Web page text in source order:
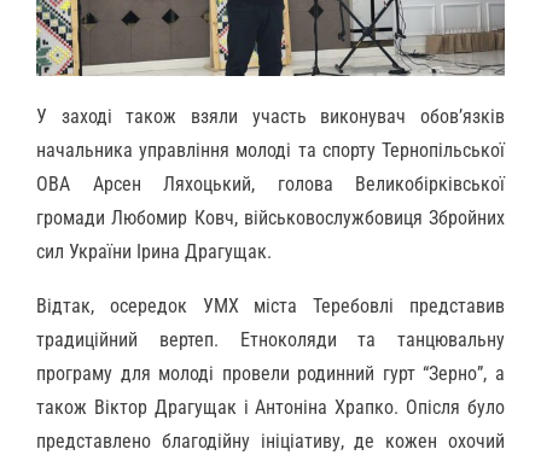
У заході також взяли участь виконувач обов’язків
начальника управління молоді та спорту Тернопільської
ОВА Арсен Ляхоцький, голова Великобірківської
громади Любомир Ковч, військовослужбовиця Збройних
сил України Ірина Драгущак.
Відтак, осередок УМХ міста Теребовлі представив
традиційний вертеп. Етноколяди та танцювальну
програму для молоді провели родинний гурт “Зерно”, а
також Віктор Драгущак і Антоніна Храпко. Опісля було
представлено благодійну ініціативу, де кожен охочий